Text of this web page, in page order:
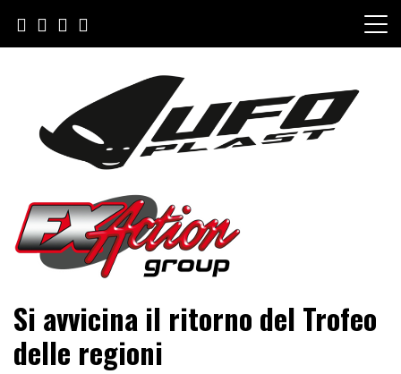
contenuto
FXAction Group
Si avvicina il ritorno del Trofeo
delle regioni